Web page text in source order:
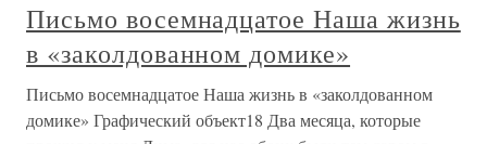
Письмо восемнадцатое Наша жизнь
в «заколдованном домике»
Письмо восемнадцатое Наша жизнь в «заколдованном
домике» Графический объект18 Два месяца, которые